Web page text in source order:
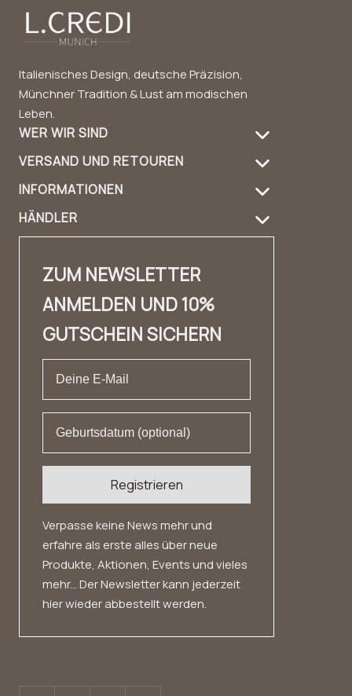
Italienisches Design, deutsche Präzision,
Münchner Tradition & Lust am modischen
Leben.
WER WIR SIND
Über uns
Produktpflege
Handbag Guide
Lookbook
Erfahrungsberichte
VERSAND UND RETOUREN
Versandinformation
Retouren
INFORMATIONEN
FAQ
✨ Karriere ✨
Impressum
Datenschutz
HÄNDLER
Händler Kontakt
Fashion Cloud
Private Label
ZUM NEWSLETTER
ANMELDEN UND 10%
GUTSCHEIN SICHERN
Registrieren
Verpasse keine News mehr und
erfahre als erste alles über neue
Produkte, Aktionen, Events und vieles
mehr... Der Newsletter kann jederzeit
hier wieder abbestellt werden.